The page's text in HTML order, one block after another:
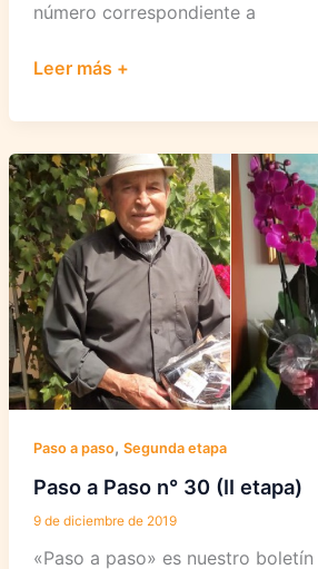
número correspondiente a
Paso
Paso
n°
31
(II
etapa)
Leer más +
Paso a paso, Segunda etapa
Paso a Paso n° 30 (II etapa)
9 de diciembre de 2019
«Paso a paso» es nuestro